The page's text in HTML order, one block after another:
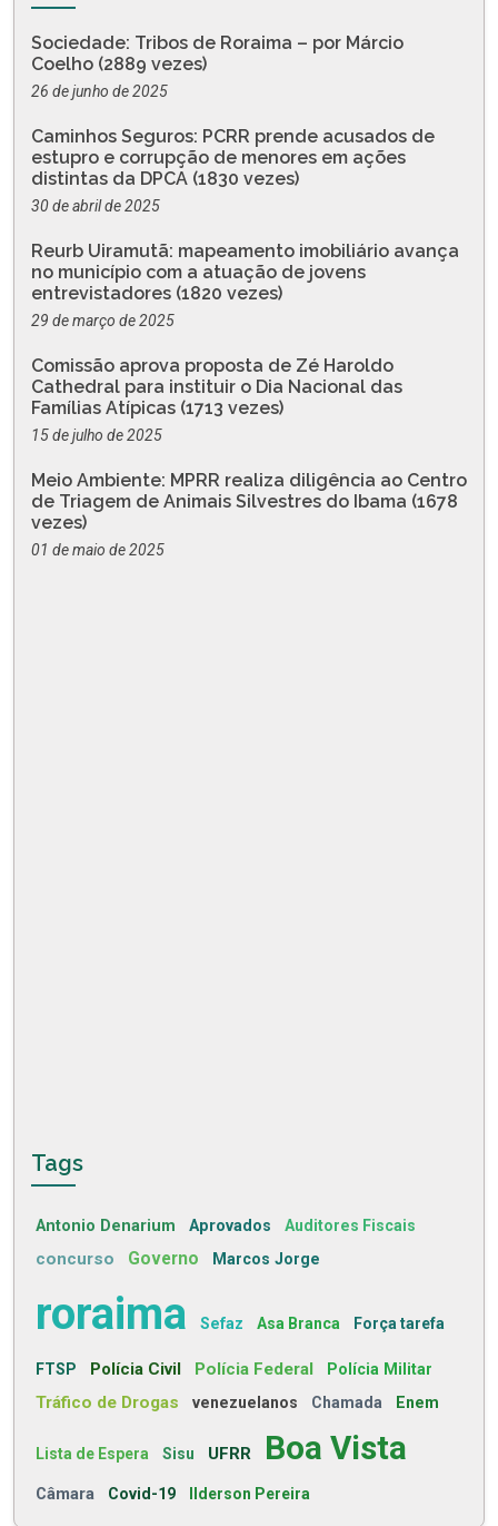
Sociedade: Tribos de Roraima – por Márcio
Coelho (2889 vezes)
26 de junho de 2025
Caminhos Seguros: PCRR prende acusados de
estupro e corrupção de menores em ações
distintas da DPCA (1830 vezes)
30 de abril de 2025
Reurb Uiramutã: mapeamento imobiliário avança
no município com a atuação de jovens
entrevistadores (1820 vezes)
29 de março de 2025
Comissão aprova proposta de Zé Haroldo
Cathedral para instituir o Dia Nacional das
Famílias Atípicas (1713 vezes)
15 de julho de 2025
Meio Ambiente: MPRR realiza diligência ao Centro
de Triagem de Animais Silvestres do Ibama (1678
vezes)
01 de maio de 2025
Tags
Antonio Denarium Aprovados Auditores Fiscais
concurso Governo Marcos Jorge
roraima Sefaz Asa Branca Força tarefa
FTSP Polícia Civil Polícia Federal Polícia Militar
Tráfico de Drogas venezuelanos Chamada Enem
Lista de Espera Sisu UFRR Boa Vista
Câmara Covid-19 Ilderson Pereira